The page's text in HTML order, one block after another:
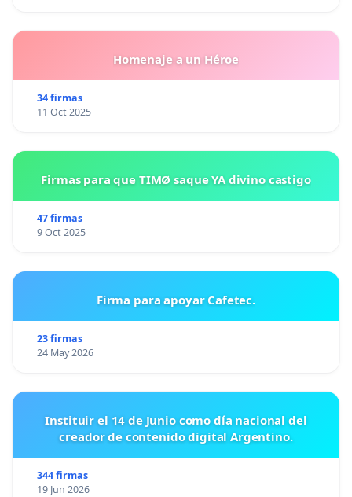
Homenaje a un Héroe
34 firmas
11 Oct 2025
Firmas para que TIMØ saque YA divino castigo
47 firmas
9 Oct 2025
Firma para apoyar Cafetec.
23 firmas
24 May 2026
Instituir el 14 de Junio como día nacional del
creador de contenido digital Argentino.
344 firmas
19 Jun 2026